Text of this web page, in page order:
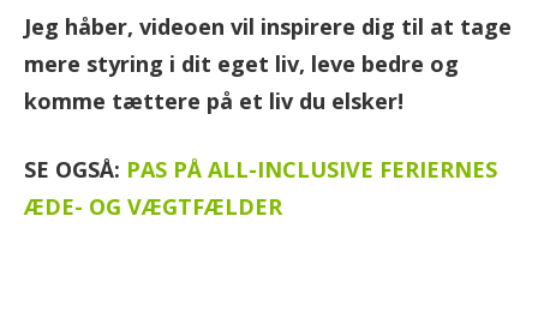
Jeg håber, videoen vil inspirere dig til at tage
mere styring i dit eget liv, leve bedre og
komme tættere på et liv du elsker!
SE OGSÅ: PAS PÅ ALL-INCLUSIVE FERIERNES
ÆDE- OG VÆGTFÆLDER